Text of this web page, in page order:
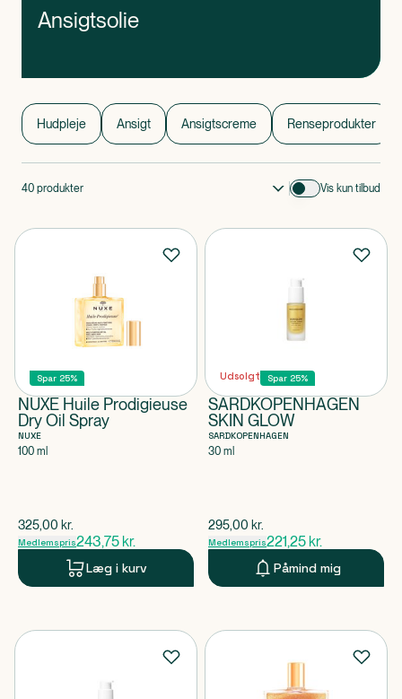
Ansigtsolie
Ansigt
Hudpleje Ansigt Ansigtscreme Renseprodukter
Ansigt 1 af 0
40 produkter Vis kun tilbud
Spar 25%
NUXE Huile Prodigieuse
Dry Oil Spray
NUXE
100 ml
$gammel pris
325,00 kr.
Medlemspris243,75 kr.
Læg i kurv
Udsolgt Spar 25%
SARDKOPENHAGEN
SKIN GLOW
SARDKOPENHAGEN
30 ml
$gammel pris
295,00 kr.
Medlemspris221,25 kr.
Påmind mig